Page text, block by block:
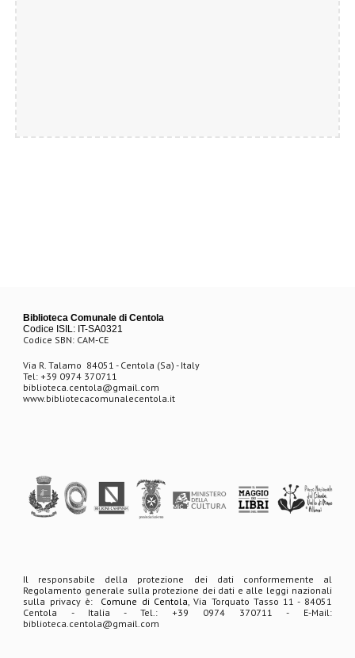
Biblioteca Comunale di Centola
Codice ISIL: IT-SA0321
Codice SBN: CAM-CE
Via R. Talamo 84051 - Centola (Sa) - Italy
Tel: +39 0974 370711
biblioteca.centola@gmail.com
www.bibliotecacomunalecentola.it
Il responsabile della protezione dei dati conformemente al
Regolamento generale sulla protezione dei dati e alle leggi nazionali
sulla privacy è: Comune di Centola, Via Torquato Tasso 11 - 84051
Centola - Italia - Tel.: +39 0974 370711 - E-Mail:
biblioteca.centola@gmail.com